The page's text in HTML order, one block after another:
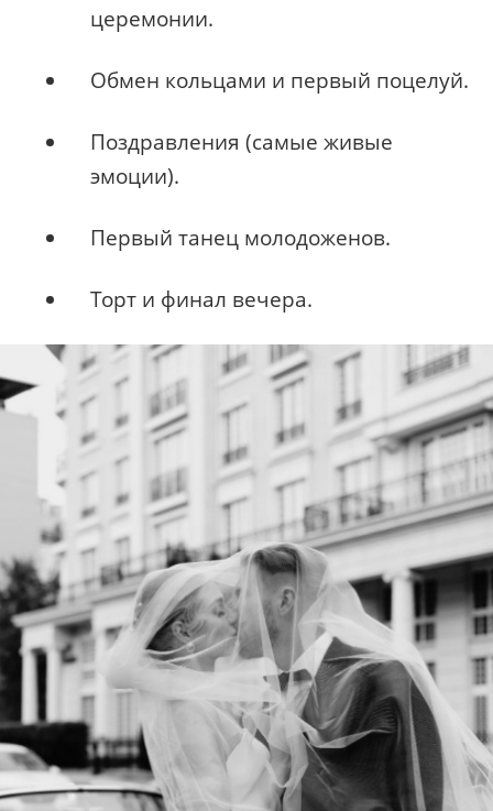
церемонии.
Обмен кольцами и первый поцелуй.
Поздравления (самые живые
эмоции).
Первый танец молодоженов.
Торт и финал вечера.